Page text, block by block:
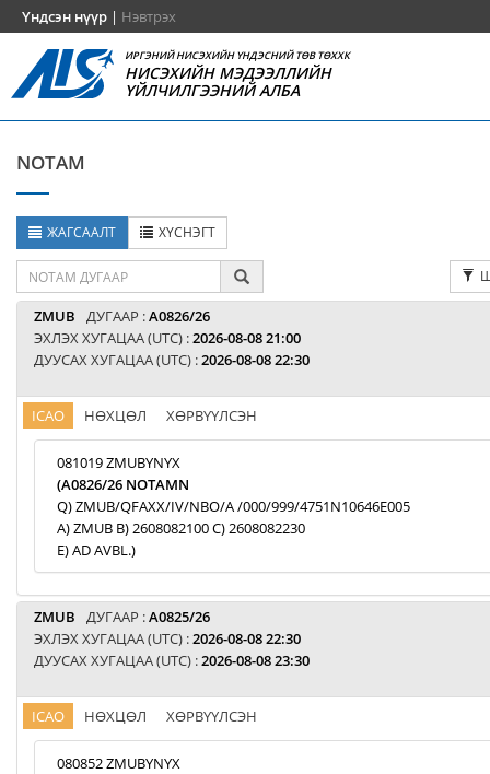
Үндсэн нүүр | Нэвтрэх
ИРГЭНИЙ НИСЭХИЙН ҮНДЭСНИЙ ТӨВ ТӨХХК
НИСЭХИЙН МЭДЭЭЛЛИЙН
ҮЙЛЧИЛГЭЭНИЙ АЛБА
NOTAM
ЖАГСААЛТ ХҮСНЭГТ
ZMUB ДУГААР :A0826/26
ЭХЛЭХ ХУГАЦАА (UTC) :2026-08-08 21:00
ДУУСАХ ХУГАЦАА (UTC) :2026-08-08 22:30
ICAO НӨХЦӨЛ ХӨРВҮҮЛСЭН
081019 ZMUBYNYX
(A0826/26 NOTAMN
Q) ZMUB/QFAXX/IV/NBO/A /000/999/4751N10646E005
A) ZMUB B) 2608082100 C) 2608082230
E) AD AVBL.)
ZMUB ДУГААР :A0825/26
ЭХЛЭХ ХУГАЦАА (UTC) :2026-08-08 22:30
ДУУСАХ ХУГАЦАА (UTC) :2026-08-08 23:30
ICAO НӨХЦӨЛ ХӨРВҮҮЛСЭН
080852 ZMUBYNYX